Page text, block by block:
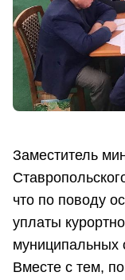
Заместитель
что по поводу
уплаты
муниципальных
Вместе с тем,